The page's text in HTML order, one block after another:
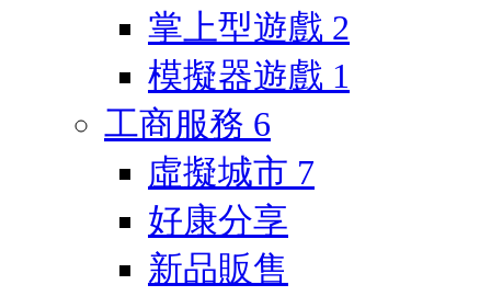
掌上型遊戲 2
模擬器遊戲 1
工商服務 6
虛擬城市 7
好康分享
新品販售